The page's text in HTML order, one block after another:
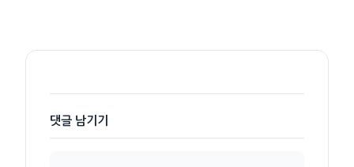
댓글 남기기